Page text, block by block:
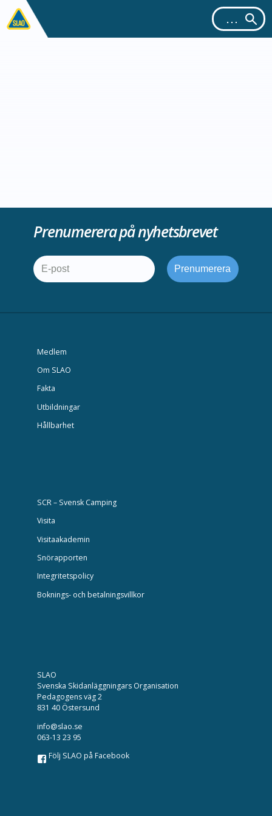
Prenumerera på nyhetsbrevet
Medlem
Om SLAO
Fakta
Utbildningar
Hållbarhet
SCR – Svensk Camping
Visita
Visitaakademin
Snörapporten
Integritetspolicy
Boknings- och betalningsvillkor
SLAO
Svenska Skidanläggningars Organisation
Pedagogens väg 2
831 40 Östersund
info@slao.se
063-13 23 95
Följ SLAO på Facebook